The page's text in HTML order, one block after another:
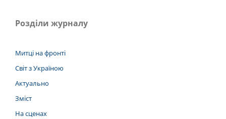
Розділи журналу
Митці на фронті
Світ з Україною
Актуально
Зміст
На сценах